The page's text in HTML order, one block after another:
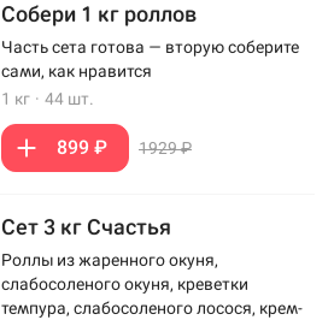
Собери 1 кг роллов
Часть сета готова — вторую соберите
сами, как нравится
1 кг · 44 шт.
899 ₽ 1929 ₽
Сет 3 кг Счастья
Роллы из жаренного окуня,
слабосоленого окуня, креветки
темпура, слабосоленого лосося, крем-